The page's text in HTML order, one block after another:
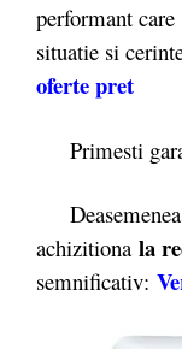
performant
situatie si
oferte pret
Primesti
Deasemenea
achizitiona la
semnificativ: